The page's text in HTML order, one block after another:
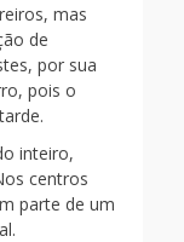
mas
de
por sua
pois o
inteiro,
centros
parte de um